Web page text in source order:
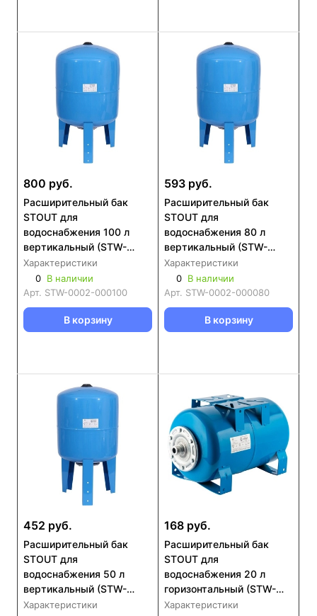
800 руб.
Расширительный бак
STOUT для
водоснабжения 100 л
вертикальный (STW-
0002-000100)
Характеристики
0 В наличии
Арт. STW-0002-000100
В корзину
593 руб.
Расширительный бак
STOUT для
водоснабжения 80 л
вертикальный (STW-
0002-000080)
Характеристики
0 В наличии
Арт. STW-0002-000080
В корзину
452 руб.
Расширительный бак
STOUT для
водоснабжения 50 л
вертикальный (STW-
0002-000050)
Характеристики
168 руб.
Расширительный бак
STOUT для
водоснабжения 20 л
горизонтальный (STW-
0001-100020)
Характеристики